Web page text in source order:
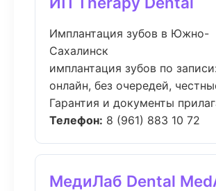
Имплантация зубов в Южно-
Сахалинск
имплантация зубов по записи:
онлайн, без очередей,
Гарантия и документы
Телефон: 8 (961) 883 10 72
МедиЛаб Dental